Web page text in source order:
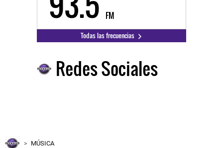
FM
Todas las frecuencias
Redes Sociales
MÚSICA